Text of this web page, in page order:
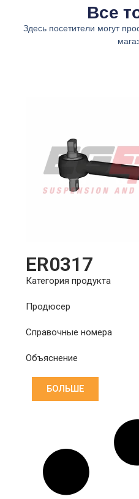
Все
Здесь посетители могут
ER0317
Категория продукта
Продюсер
Справочные номера
Объяснение
БОЛЬШЕ